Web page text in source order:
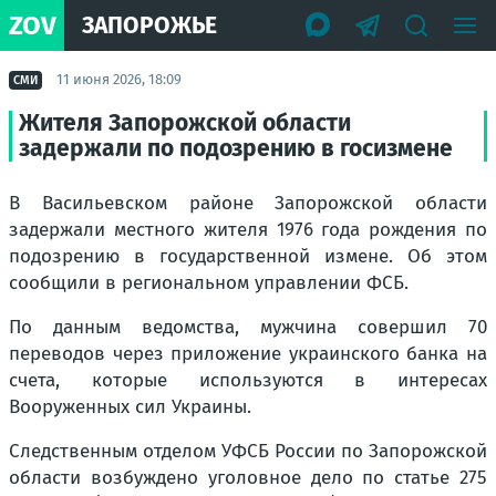
ZOV ЗАПОРОЖЬЕ
СМИ 11 июня 2026, 18:09
Жителя Запорожской области
задержали по подозрению в госизмене
В Васильевском районе Запорожской области
задержали местного жителя 1976 года рождения по
подозрению в государственной измене. Об этом
сообщили в региональном управлении ФСБ.
По данным ведомства, мужчина совершил 70
переводов через приложение украинского банка на
счета, которые используются в интересах
Вооруженных сил Украины.
Следственным отделом УФСБ России по Запорожской
области возбуждено уголовное дело по статье 275